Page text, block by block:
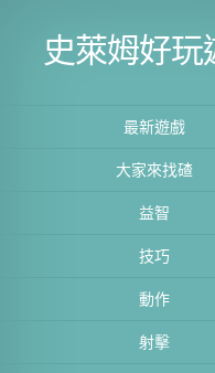
史萊姆好玩
最新遊戲
大家來找碴
益智
技巧
動作
射擊